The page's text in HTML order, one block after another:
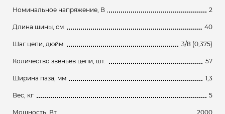
Номинальное напряжение, В 2
Длина шины, см 40
Шаг цепи, дюйм 3/8 (0,375)
Количество звеньев цепи, шт. 57
Ширина паза, мм 1,3
Вес, кг 5
Мощность, Вт 2000